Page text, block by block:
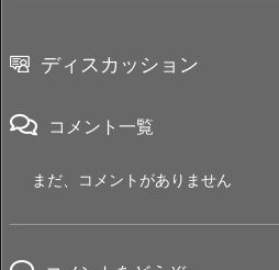
ディスカッション
コメント一覧
まだ、コメントがありません